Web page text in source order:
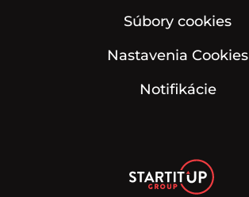
Súbory cookies
Nastavenia Cookies
Notifikácie